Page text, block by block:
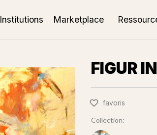
Institutions Marketplace
FIGUR
favoris
Collection: